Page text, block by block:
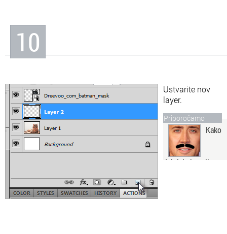
10
Ustvarite nov
layer.
Priporočamo
Kako
delujejo layerji v